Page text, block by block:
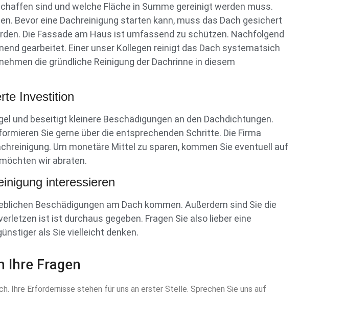
sind und welche Fläche in Summe gereinigt werden muss.
Bevor eine Dachreinigung starten kann, muss das Dach gesichert
Die Fassade am Haus ist umfassend zu schützen. Nachfolgend
gearbeitet. Einer unser Kollegen reinigt das Dach systematsich
die gründliche Reinigung der Dachrinne in diesem
Investition
und beseitigt kleinere Beschädigungen an den Dachdichtungen.
Sie gerne über die entsprechenden Schritte. Die Firma
Um monetäre Mittel zu sparen, kommen Sie eventuell auf
wir abraten.
interessieren
Beschädigungen am Dach kommen. Außerdem sind Sie die
ist ist durchaus gegeben. Fragen Sie also lieber eine
als Sie vielleicht denken.
Ihre Fragen
Ihre Erfordernisse stehen für uns an erster Stelle. Sprechen Sie uns auf